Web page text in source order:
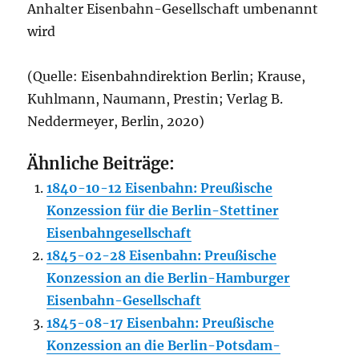
Anhalter Eisenbahn-Gesellschaft umbenannt
wird
(Quelle: Eisenbahndirektion Berlin; Krause,
Kuhlmann, Naumann, Prestin; Verlag B.
Neddermeyer, Berlin, 2020)
Ähnliche Beiträge:
1840-10-12 Eisenbahn: Preußische
Konzession für die Berlin-Stettiner
Eisenbahngesellschaft
1845-02-28 Eisenbahn: Preußische
Konzession an die Berlin-Hamburger
Eisenbahn-Gesellschaft
1845-08-17 Eisenbahn: Preußische
Konzession an die Berlin-Potsdam-